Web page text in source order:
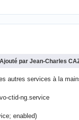
par Jean-Charles
autres services à la
ctid-ng.service
enabled)